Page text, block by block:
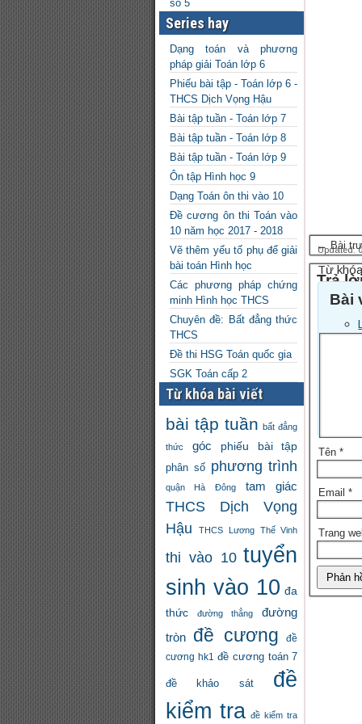
số 5
Series hay
Dạng toán và phương
pháp giải Toán lớp 6
Phiếu bài tập - Toán lớp 6 -
THCS Dịch Vọng Hậu
Bài tập tuần - Toán lớp 7
Bài tập tuần - Toán lớp 8
Bài tập tuần - Toán lớp 9
Ôn tập Hình học 9
Dạng Toán ôn thi vào 10
Đề cương ôn thi Toán vào
10 năm học 2017 - 2018
Vẽ thêm yếu tố phụ để giải
bài toán Hình học
Các phương pháp chứng
minh Hình học THCS
Chuyên đề: Bất đẳng thức
THCS
Đề thi HSG Toán quốc gia
SGK Toán cấp 2
Từ khóa bài viết
bài tập tuần bất đẳng
thức góc phiếu bài tập
phân số phương trình
quận Hà Đông tam giác
THCS Dịch Vọng
Hậu
THCS Lương Thế Vinh
thi vào 10 tuyển
sinh vào 10 đa
thức
đường thẳng
đường
tròn đề cương
đề
cương hk1
đề cương toán 7
đề khảo sát
đề
kiểm tra đề kiểm tra
Updated:
Từ
Bài
← Bài
Trả
Email
Bình
Tên*
Email*
Trang